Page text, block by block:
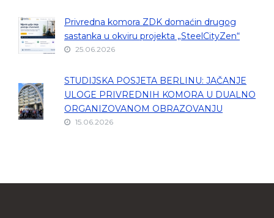
Privredna komora ZDK domaćin drugog
sastanka u okviru projekta „SteelCityZen“
25.06.2026
STUDIJSKA POSJETA BERLINU: JAČANJE
ULOGE PRIVREDNIH KOMORA U DUALNO
ORGANIZOVANOM OBRAZOVANJU
15.06.2026